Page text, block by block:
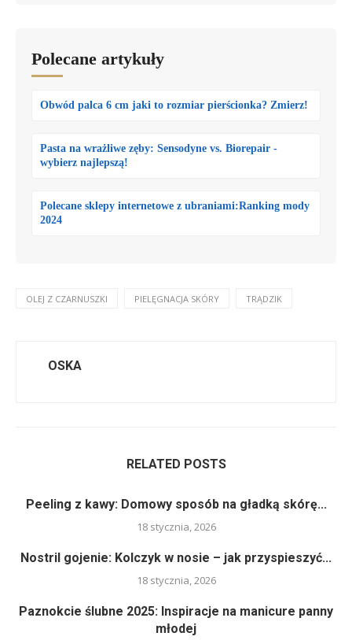
Polecane artykuły
Obwód palca 6 cm jaki to rozmiar pierścionka? Zmierz!
Pasta na wrażliwe zęby: Sensodyne vs. Biorepair -
wybierz najlepszą!
Polecane sklepy internetowe z ubraniami:Ranking mody
2024
OLEJ Z CZARNUSZKI PIELĘGNACJA SKÓRY TRĄDZIK
OSKA
RELATED POSTS
Peeling z kawy: Domowy sposób na gładką skórę...
18 stycznia, 2026
Nostril gojenie: Kolczyk w nosie – jak przyspieszyć...
18 stycznia, 2026
Paznokcie ślubne 2025: Inspiracje na manicure panny
młodej